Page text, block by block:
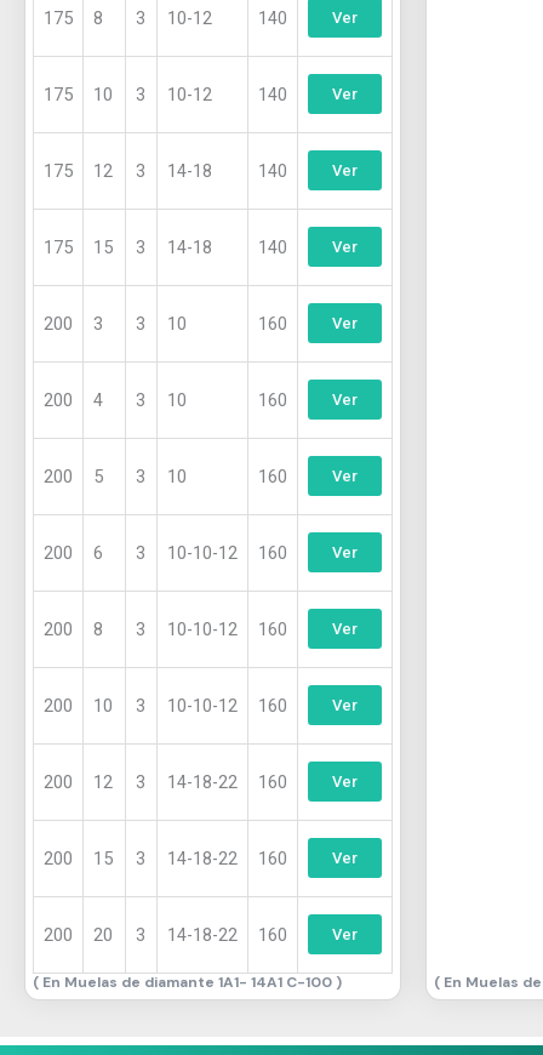
175 8 3 10-12 140 Ver
175 10 3 10-12 140 Ver
175 12 3 14-18 140 Ver
175 15 3 14-18 140 Ver
200 3 3 10 160 Ver
200 4 3 10 160 Ver
200 5 3 10 160 Ver
200 6 3 10-10-12 160 Ver
200 8 3 10-10-12 160 Ver
200 10 3 10-10-12 160 Ver
200 12 3 14-18-22 160 Ver
200 15 3 14-18-22 160 Ver
200 20 3 14-18-22 160 Ver
Muelas de diamante 1A1- 14A1 C-100 Muelas